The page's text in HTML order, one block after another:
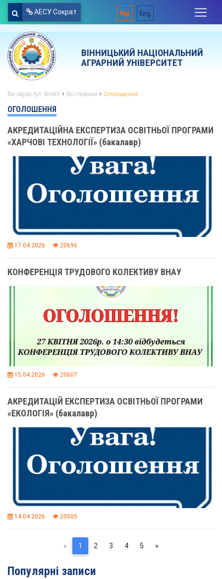
АЕСУ Сократ Укр Eng
ВІННИЦЬКИЙ НАЦІОНАЛЬНИЙ
АГРАРНИЙ УНІВЕРСИТЕТ
Ви зараз тут: ВНАУ Всі Новини Оголошення
ОГОЛОШЕННЯ
АКРЕДИТАЦІЙНА ЕКСПЕРТИЗА ОСВІТНЬОЇ ПРОГРАМИ
«ХАРЧОВІ ТЕХНОЛОГІЇ» (бакалавр)
17.04.2026 20696
КОНФЕРЕНЦІЯ ТРУДОВОГО КОЛЕКТИВУ ВНАУ
15.04.2026 20607
АКРЕДИТАЦІЙ ЕКСПЕРТИЗА ОСВІТНЬОЇ ПРОГРАМИ
«ЕКОЛОГІЯ» (бакалавр)
14.04.2026 20505
« Previous
1 (current)
2 3 4 5 »
Популярні записи